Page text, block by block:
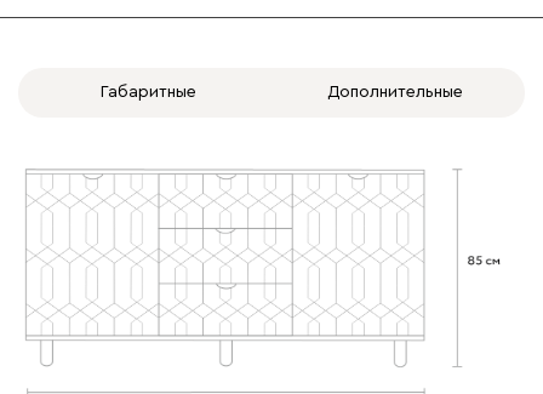
Габаритные Дополнительные